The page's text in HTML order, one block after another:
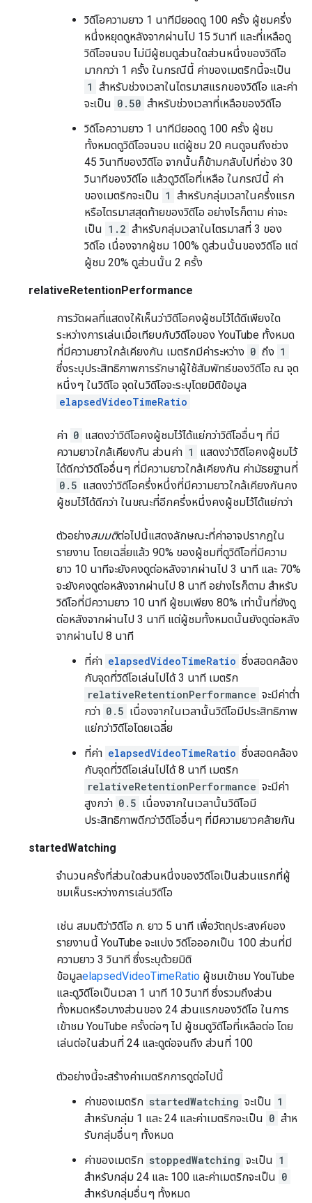
วิดีโอความยาว 1 นาทีมียอดดู 100 ครั้ง ผู้ชมครึ่ง
หนึ่งหยุดดูหลังจากผ่านไป 15 วินาที และที่เหลือดู
วิดีโอจนจบ ไม่มีผู้ชมดูส่วนใดส่วนหนึ่งของวิดีโอ
มากกว่า 1 ครั้ง ในกรณีนี้ ค่าของเมตริกนี้จะเป็น
1 สำหรับช่วงเวลาในไตรมาสแรกของวิดีโอ และค่า
จะเป็น 0.50 สำหรับช่วงเวลาที่เหลือของวิดีโอ
วิดีโอความยาว 1 นาทีมียอดดู 100 ครั้ง ผู้ชม
ทั้งหมดดูวิดีโอจนจบ แต่ผู้ชม 20 คนดูจนถึงช่วง
45 วินาทีของวิดีโอ จากนั้นก็ข้ามกลับไปที่ช่วง 30
วินาทีของวิดีโอ แล้วดูวิดีโอที่เหลือ ในกรณีนี้ ค่า
ของเมตริกจะเป็น 1 สำหรับกลุ่มเวลาในครึ่งแรก
หรือไตรมาสสุดท้ายของวิดีโอ อย่างไรก็ตาม ค่าจะ
เป็น 1.2 สำหรับกลุ่มเวลาในไตรมาสที่ 3 ของ
วิดีโอ เนื่องจากผู้ชม 100% ดูส่วนนั้นของวิดีโอ แต่
ผู้ชม 20% ดูส่วนนั้น 2 ครั้ง
relativeRetentionPerformance
การวัดผลที่แสดงให้เห็นว่าวิดีโอคงผู้ชมไว้ได้ดีเพียงใด
ระหว่างการเล่นเมื่อเทียบกับวิดีโอของ YouTube ทั้งหมด
ที่มีความยาวใกล้เคียงกัน เมตริกมีค่าระหว่าง 0 ถึง 1
ซึ่งระบุประสิทธิภาพการรักษาผู้ใช้สัมพัทธ์ของวิดีโอ ณ จุด
หนึ่งๆ ในวิดีโอ จุดในวิดีโอจะระบุโดยมิติข้อมูล
elapsedVideoTimeRatio
ค่า 0 แสดงว่าวิดีโอคงผู้ชมไว้ได้แย่กว่าวิดีโออื่นๆ ที่มี
ความยาวใกล้เคียงกัน ส่วนค่า 1
แสดงว่าวิดีโอคงผู้ชมไว้
ได้ดีกว่าวิดีโออื่นๆ ที่มีความยาวใกล้เคียงกัน ค่ามัธยฐานที่
0.5 แสดงว่าวิดีโอครึ่งหนึ่งที่มีความยาวใกล้เคียงกันคง
ผู้ชมไว้ได้ดีกว่า ในขณะที่อีกครึ่งหนึ่งคงผู้ชมไว้ได้แย่กว่า
ตัวอย่างสมมติต่อไปนี้แสดงลักษณะที่ค่าอาจปรากฏใน
รายงาน โดยเฉลี่ยแล้ว 90% ของผู้ชมที่ดูวิดีโอที่มีความ
ยาว 10 นาทีจะยังคงดูต่อหลังจากผ่านไป 3 นาที และ 70%
จะยังคงดูต่อหลังจากผ่านไป 8 นาที อย่างไรก็ตาม สำหรับ
วิดีโอที่มีความยาว 10 นาที ผู้ชมเพียง 80% เท่านั้นที่ยังดู
ต่อหลังจากผ่านไป 3 นาที แต่ผู้ชมทั้งหมดนั้นยังดูต่อหลัง
จากผ่านไป 8 นาที
ที่ค่า elapsedVideoTimeRatio ซึ่งสอดคล้อง
กับจุดที่วิดีโอเล่นไปได้ 3 นาที เมตริก
relativeRetentionPerformance จะมีค่าต่ำ
กว่า 0.5 เนื่องจากในเวลานั้นวิดีโอมีประสิทธิภาพ
แย่กว่าวิดีโอโดยเฉลี่ย
ที่ค่า elapsedVideoTimeRatio ซึ่งสอดคล้อง
กับจุดที่วิดีโอเล่นไปได้ 8 นาที เมตริก
relativeRetentionPerformance จะมีค่า
สูงกว่า 0.5 เนื่องจากในเวลานั้นวิดีโอมี
ประสิทธิภาพดีกว่าวิดีโออื่นๆ ที่มีความยาวคล้ายกัน
startedWatching
จำนวนครั้งที่ส่วนใดส่วนหนึ่งของวิดีโอเป็นส่วนแรกที่ผู้
ชมเห็นระหว่างการเล่นวิดีโอ
เช่น สมมติว่าวิดีโอ ก. ยาว 5 นาที เพื่อวัตถุประสงค์ของ
รายงานนี้ YouTube จะแบ่ง วิดีโอออกเป็น 100 ส่วนที่มี
ความยาว 3 วินาที ซึ่งระบุด้วยมิติ
ข้อมูลelapsedVideoTimeRatio ผู้ชมเข้าชม YouTube
และดูวิดีโอเป็นเวลา 1 นาที 10 วินาที ซึ่งรวมถึงส่วน
ทั้งหมดหรือบางส่วนของ 24 ส่วนแรกของวิดีโอ ในการ
เข้าชม YouTube ครั้งต่อๆ ไป ผู้ชมดูวิดีโอที่เหลือต่อ โดย
เล่นต่อในส่วนที่ 24 และดูต่อจนถึง ส่วนที่ 100
ตัวอย่างนี้จะสร้างค่าเมตริกการดูต่อไปนี้
ค่าของเมตริก startedWatching จะเป็น 1
สําหรับกลุ่ม 1 และ 24 และค่าเมตริกจะเป็น 0 สําห
รับกลุ่มอื่นๆ ทั้งหมด
ค่าของเมตริก stoppedWatching จะเป็น 1
สำหรับกลุ่ม 24 และ 100 และค่าเมตริกจะเป็น 0
สำหรับกลุ่มอื่นๆ ทั้งหมด